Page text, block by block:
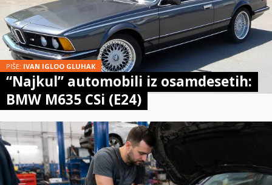
PIŠE: IVAN IGLOO GLUHAK
“Najkul” automobili iz osamdesetih:
BMW M635 CSi (E24)